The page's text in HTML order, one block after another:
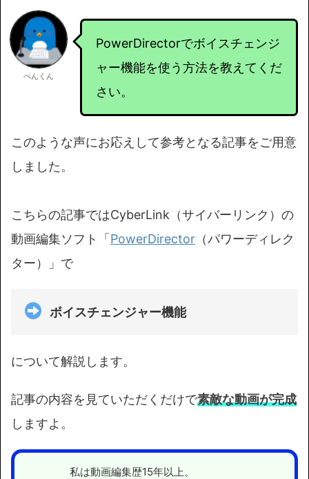
ぺんくん
PowerDirectorでボイスチェンジ
ャー機能を使う方法を教えてくだ
さい。
このような声にお応えして参考となる記事をご用意
しました。
こちらの記事ではCyberLink（サイバーリンク）の
動画編集ソフト「 PowerDirector （パワーディレク
ター）」で
ボイスチェンジャー機能
について解説します。
記事の内容を見ていただくだけで素敵な動画が完成
しますよ。
私は動画編集歴15年以上。